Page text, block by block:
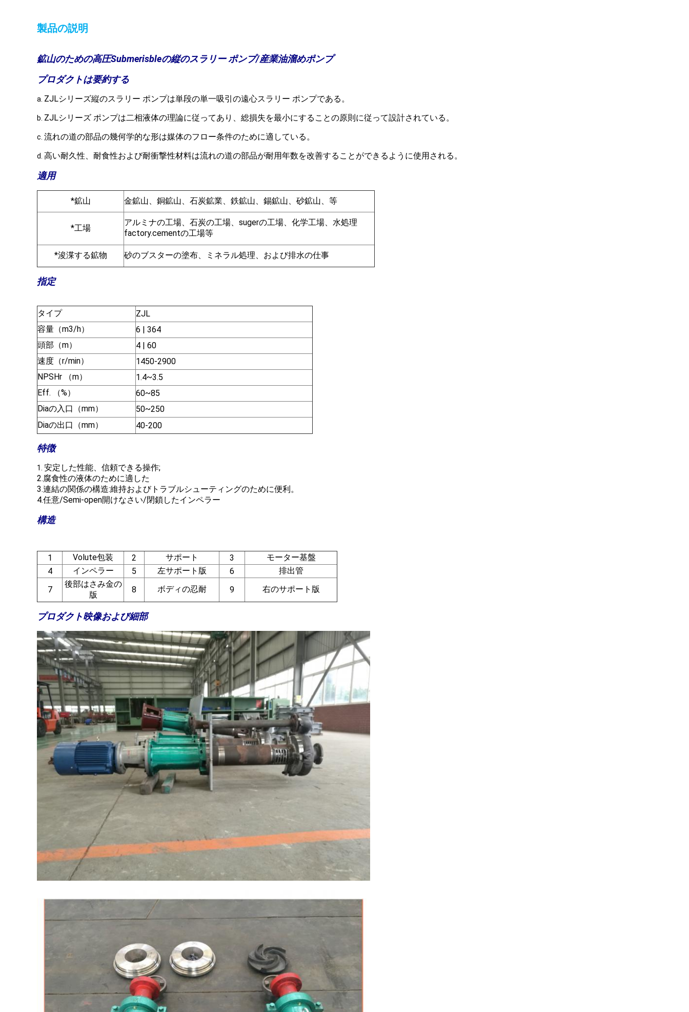
製品の説明
鉱山のための高圧Submerisbleの縦のスラリー ポンプ/産業油溜めポンプ
プロダクトは要約する
a. ZJLシリーズ縦のスラリー ポンプは単段の単一吸引の遠心スラリー ポンプである。
b. ZJLシリーズ ポンプは二相液体の理論に従ってあり、総損失を最小にすることの原則に従って設計されている。
c. 流れの道の部品の幾何学的な形は媒体のフロー条件のために適している。
d. 高い耐久性、耐食性および耐衝撃性材料は流れの道の部品が耐用年数を改善することができるように使用される。
適用
*鉱山 金鉱山、銅鉱山、石炭鉱業、鉄鉱山、錫鉱山、砂鉱山、等
*工場
アルミナの工場、石炭の工場、sugerの工場、化学工場、水処理
factory.cementの工場等
*浚渫する鉱物 砂のブスターの塗布、ミネラル処理、および排水の仕事
指定
タイプ
ZJL
容量（m3/h）
6 | 364
頭部（m）
4 | 60
速度（r/min）
1450-2900
NPSHr （m）
1.4~3.5
Eff. （%）
60~85
Diaの入口（mm）
50~250
Diaの出口（mm）
40-200
特徴
1. 安定した性能、信頼できる操作;
2.腐食性の液体のために適した
3.連結の関係の構造:維持およびトラブルシューティングのために便利。
4.任意/Semi-open開けなさい/閉鎖したインペラー
構造
1 Volute包装 2 サポート 3
モーター基盤
4
インペラー 5 左サポート版 6
排出管
7
後部はさみ金の
版
8 ボディの忍耐 9 右のサポート版
プロダクト映像および細部